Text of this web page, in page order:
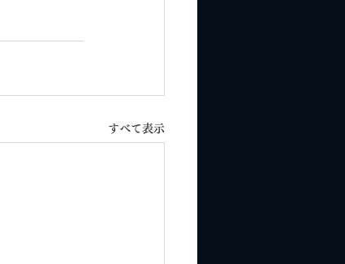
すべて表示